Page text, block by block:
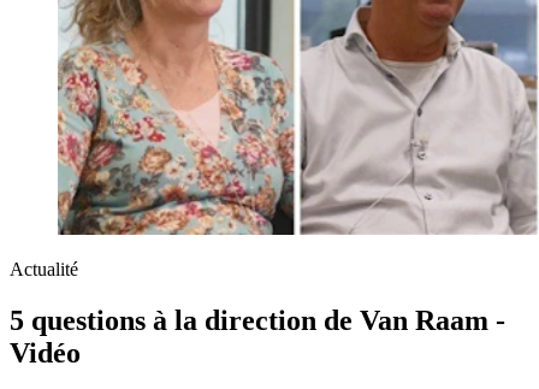
Actualité
5 questions à la direction de Van Raam -
Vidéo